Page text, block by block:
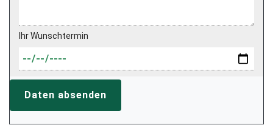
Ihr Wunschtermin
Daten absenden